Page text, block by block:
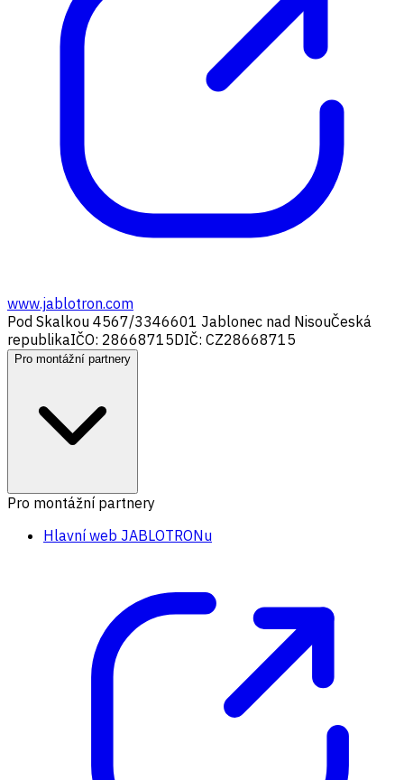
www.jablotron.com
Pod Skalkou 4567/3346601 Jablonec nad NisouČeská
republikaIČO: 28668715DIČ: CZ28668715
Pro montážní partnery
Pro montážní partnery
Hlavní web JABLOTRONu